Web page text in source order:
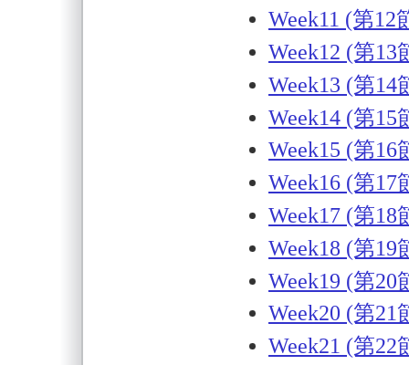
Week11 (第12
Week12 (第13
Week13 (第14
Week14 (第15
Week15 (第16
Week16 (第17
Week17 (第18
Week18 (第19
Week19 (第20
Week20 (第21
Week21 (第22